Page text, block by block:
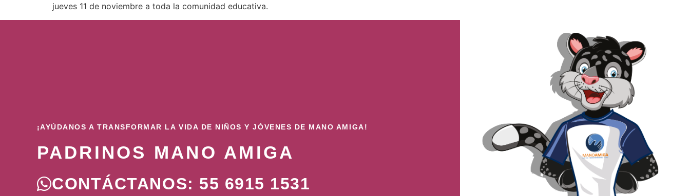
jueves 11 de noviembre a toda la comunidad educativa.
¡AYÚDANOS A TRANSFORMAR LA VIDA DE NIÑOS Y JÓVENES DE MANO AMIGA!
PADRINOS MANO AMIGA
CONTÁCTANOS: 55 6915 1531